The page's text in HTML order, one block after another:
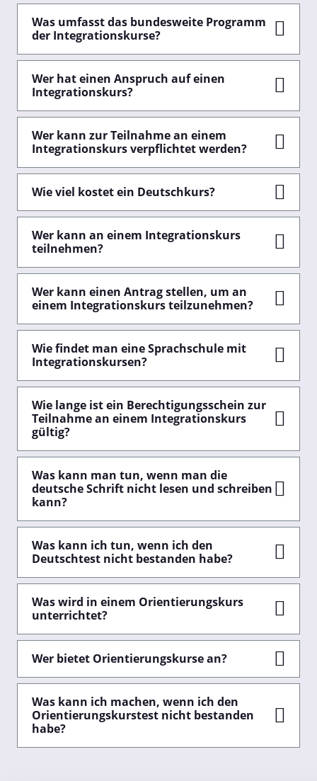
Was umfasst das bundesweite Programm
der Integrationskurse?
Wer hat einen Anspruch auf einen
Integrationskurs?
Wer kann zur Teilnahme an einem
Integrationskurs verpflichtet werden?
Wie viel kostet ein Deutschkurs?
Wer kann an einem Integrationskurs
teilnehmen?
Wer kann einen Antrag stellen, um an
einem Integrationskurs teilzunehmen?
Wie findet man eine Sprachschule mit
Integrationskursen?
Wie lange ist ein Berechtigungsschein zur
Teilnahme an einem Integrationskurs
gültig?
Was kann man tun, wenn man die
deutsche Schrift nicht lesen und schreiben
kann?
Was kann ich tun, wenn ich den
Deutschtest nicht bestanden habe?
Was wird in einem Orientierungskurs
unterrichtet?
Wer bietet Orientierungskurse an?
Was kann ich machen, wenn ich den
Orientierungskurstest nicht bestanden
habe?